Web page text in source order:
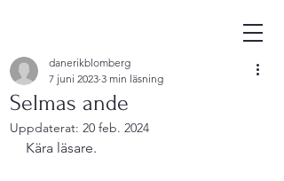
Selmas ande
danerikblomberg
7 juni 2023 3 min läsning
Uppdaterat: 20 feb. 2024
Kära läsare.